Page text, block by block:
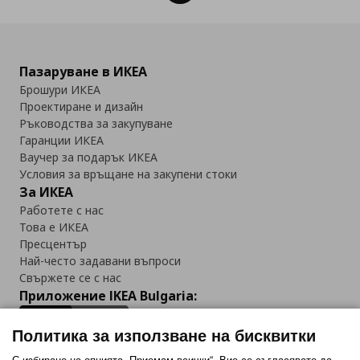
Пазаруване в ИКЕА
Брошури ИКЕА
Проектиране и дизайн
Ръководства за закупуване
Гаранции ИКЕА
Ваучер за подарък ИКЕА
Условия за връщане на закупени стоки
За ИКЕА
Работете с нас
Това е ИКЕА
Пресцентър
Най-често задавани въпроси
Свържете се с нас
Приложение IKEA Bulgaria:
Политика за използване на бисквитки